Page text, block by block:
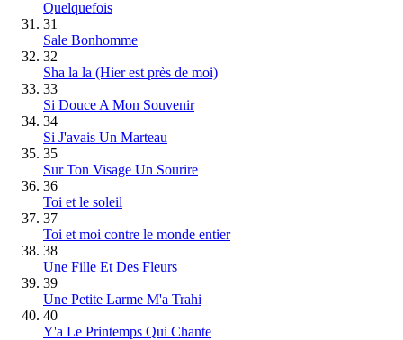
Quelquefois
31
Sale Bonhomme
32
Sha la la (Hier est près de moi)
33
Si Douce A Mon Souvenir
34
Si J'avais Un Marteau
35
Sur Ton Visage Un Sourire
36
Toi et le soleil
37
Toi et moi contre le monde entier
38
Une Fille Et Des Fleurs
39
Une Petite Larme M'a Trahi
40
Y'a Le Printemps Qui Chante